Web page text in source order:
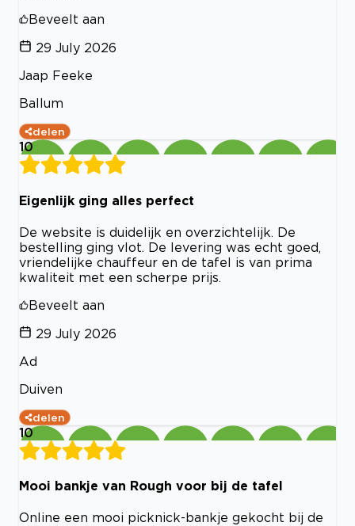
Beveelt aan
29 July 2026
Jaap Feeke
Ballum
delen
10
Eigenlijk ging alles perfect
De website is duidelijk en overzichtelijk. De
bestelling ging vlot. De levering was echt goed,
vriendelijke chauffeur en de tafel is van prima
kwaliteit met een scherpe prijs.
Beveelt aan
29 July 2026
Ad
Duiven
delen
10
Mooi bankje van Rough voor bij de tafel
Online een mooi picknick-bankje gekocht bij de